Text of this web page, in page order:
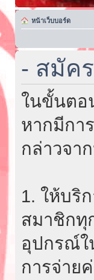
หน้าเว็บบอร์ด
- สมัค
ในขั้นตอ
หากมีกา
กล่าวจา
1. ให้บริ
สมาชิกทุ
อุปกรณ์ใ
การจ่าย